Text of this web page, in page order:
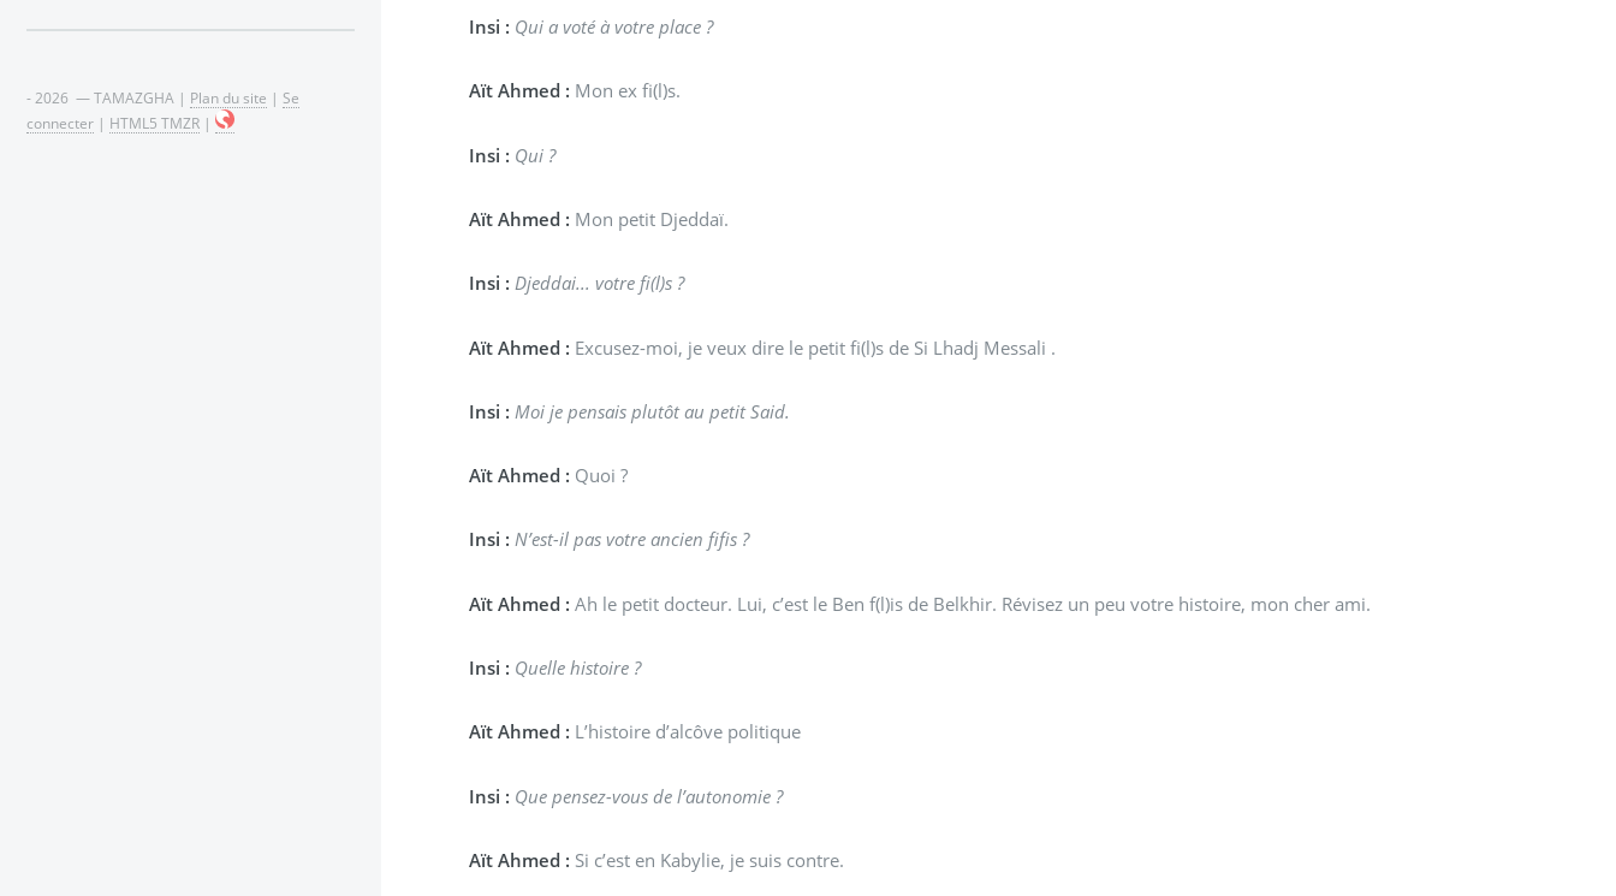
Insi : Qui a voté à votre place ?
Aït Ahmed : Mon ex fi(l)s.
Insi : Qui ?
Aït Ahmed : Mon petit Djeddaï.
Insi : Djeddai... votre fi(l)s ?
Aït Ahmed : Excusez-moi, je veux dire le petit fi(l)s de Si Lhadj Messali .
Insi : Moi je pensais plutôt au petit Said.
Aït Ahmed : Quoi ?
Insi : N’est-il pas votre ancien fifis ?
Aït Ahmed : Ah le petit docteur. Lui, c’est le Ben f(l)is de Belkhir. Révisez un peu votre histoire, mon cher ami.
Insi : Quelle histoire ?
Aït Ahmed : L’histoire d’alcôve politique
Insi : Que pensez-vous de l’autonomie ?
Aït Ahmed : Si c’est en Kabylie, je suis contre.
- 2026 — TAMAZGHA | Plan du site | Se
connecter | HTML5 TMZR |